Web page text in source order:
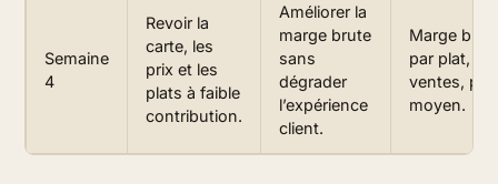
Semaine
4
Revoir la
carte, les
prix et les
plats à faible
contribution.
Améliorer la
marge brute
sans
dégrader
l’expérience
client.
Marge
par plat,
ventes, prix
moyen.